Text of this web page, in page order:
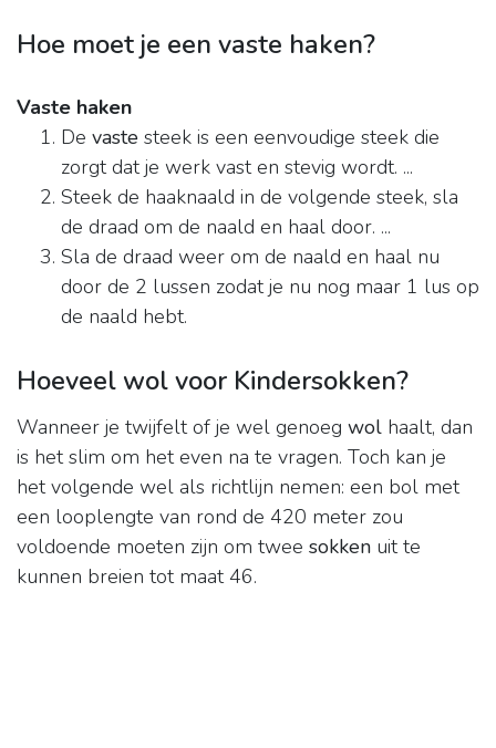
Hoe moet je een vaste haken?
Vaste haken
De vaste steek is een eenvoudige steek die
zorgt dat je werk vast en stevig wordt. ...
Steek de haaknaald in de volgende steek, sla
de draad om de naald en haal door. ...
Sla de draad weer om de naald en haal nu
door de 2 lussen zodat je nu nog maar 1 lus op
de naald hebt.
Hoeveel wol voor Kindersokken?
Wanneer je twijfelt of je wel genoeg wol haalt, dan
is het slim om het even na te vragen. Toch kan je
het volgende wel als richtlijn nemen: een bol met
een looplengte van rond de 420 meter zou
voldoende moeten zijn om twee sokken uit te
kunnen breien tot maat 46.